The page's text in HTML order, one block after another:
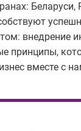
внедрение
принципы,
вместе с